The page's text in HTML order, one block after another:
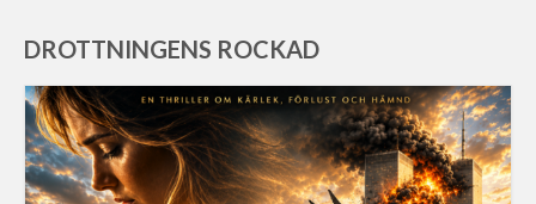
DROTTNINGENS ROCKAD